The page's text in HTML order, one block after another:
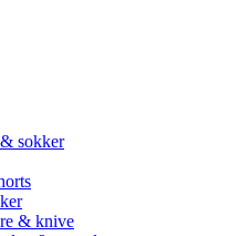
sokker
& knive